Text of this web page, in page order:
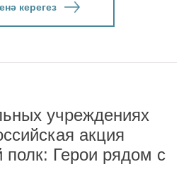
керегез
учреждениях
акция
полк: Герои рядом с